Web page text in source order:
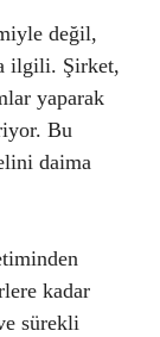
değil,
ilgili. Şirket,
yaparak
Bu
daima
kadar
sürekli